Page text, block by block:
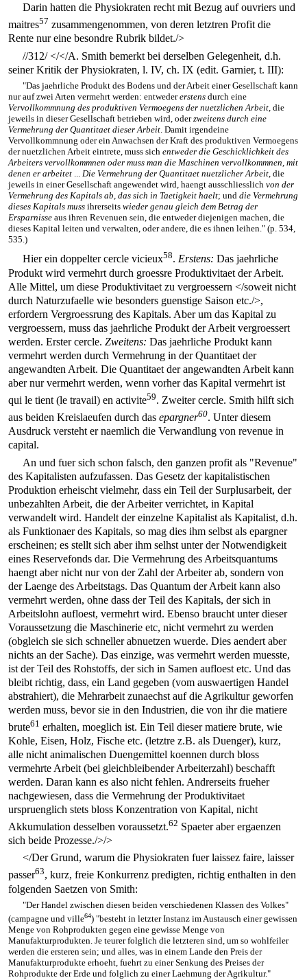
Darin hatten die Physiokraten recht mit Bezug auf ouvriers und
maitres57 zusammengenommen, von deren letztren Profit die
Rente nur eine besondre Rubrik bildet./>
//312/</</A. Smith bemerkt bei derselben Gelegenheit, d.h.
seiner Kritik der Physiokraten, l. IV, ch. IX (edit. Garnier, t. III):
"Das jaehrliche Produkt des Bodens und der Arbeit einer Gesellschaft kann
nur auf zwei Arten vermehrt werden: entwedererstens durch eine
Vervollkommnung des produktiven Vermoegens der nuetzlichen Arbeit, die
jeweils in dieser Gesellschaft betrieben wird, oderzweitens durch eine
Vermehrung der Quantitaet dieser Arbeit. Damit irgendeine
Vervollkommnung oder ein Anwachsen der Kraft des produktiven Vermoegens
der nuetzlichen Arbeit eintrete, muss sichentweder die Geschicklichkeit des
Arbeiters vervollkommnen oder muss man die Maschinen vervollkommnen, mit
denen er arbeitet ...Die Vermehrung der Quantitaet nuetzlicher Arbeit, die
jeweils in einer Gesellschaft angewendet wird, haengt ausschliesslichvon der
Vermehrung des Kapitals ab, das sich in Taetigkeit haelt; unddie Vermehrung
dieses Kapitals muss ihrerseitswieder genau gleich dem Betrag der
Ersparnisse aus ihren Revenuen sein, die entweder diejenigen machen, die
dieses Kapital leiten und verwalten, oder andere, die es ihnen leihen." (p. 534,
535.)
Hier ein doppelter cercle vicieux58.Erstens: Das jaehrliche
Produkt wird vermehrt durch groessre Produktivitaet der Arbeit.
Alle Mittel, um diese Produktivitaet zu vergroessern </soweit nicht
durch Naturzufaelle wie besonders guenstige Saison etc./>,
erfordern Vergroessrung des Kapitals. Aber um das Kapital zu
vergroessern, muss das jaehrliche Produkt der Arbeit vergroessert
werden. Erster cercle.Zweitens: Das jaehrliche Produkt kann
vermehrt werden durch Vermehrung in der Quantitaet der
angewandten Arbeit. Die Quantitaet der angewandten Arbeit kann
aber nur vermehrt werden, wenn vorher das Kapital vermehrt ist
qui le tient (le travail) en activite59. Zweiter cercle. Smith hilft sich
aus beiden Kreislaeufen durch dasepargner60. Unter diesem
Ausdruck versteht er naemlich die Verwandlung von revenue in
capital.
An und fuer sich schon falsch, den ganzen profit als "Revenue"
des Kapitalisten aufzufassen. Das Gesetz der kapitalistischen
Produktion erheischt vielmehr, dass ein Teil der Surplusarbeit, der
unbezahlten Arbeit, die der Arbeiter verrichtet, in Kapital
verwandelt wird. Handelt der einzelne Kapitalist als Kapitalist, d.h.
als Funktionaer des Kapitals, so mag dies ihm selbst als epargner
erscheinen; es stellt sich aber ihm selhst unter der Notwendigkeit
eines Reservefonds dar. Die Vermehrung des Arbeitsquantums
haengt aber nicht nur von der Zahl der Arbeiter ab, sondern von
der Laenge des Arbeitstags. Das Quantum der Arbeit kann also
vermehrt werden, ohne dass der Teil des Kapitals, der sich in
Arbeitslohn aufloest, vermehrt wird. Ebenso braucht unter dieser
Voraussetzung die Maschinerie etc, nicht vermehrt zu werden
(obgleich sie sich schneller abnuetzen wuerde. Dies aendert aber
nichts an der Sache). Das einzige, was vermehrt werden muesste,
ist der Teil des Rohstoffs, der sich in Samen aufloest etc. Und das
bleibt richtig, dass, ein Land gegeben (vom auswaertigen Handel
abstrahiert), die Mehrarbeit zunaechst auf die Agrikultur geworfen
werden muss, bevor sie in den Industrien, die von ihr die matiere
brute61 erhalten, moeglich ist. Ein Teil dieser matiere brute, wie
Kohle, Eisen, Holz, Fische etc. (letztre z.B. als Duenger), kurz,
alle nicht animalischen Duengemittel koennen durch bloss
vermehrte Arbeit (bei gleichbleibender Arbeiterzahl) beschafft
werden. Daran kann es also nicht fehlen. Andrerseits frueher
nachgewiesen, dass die Vermehrung der Produktivitaet
urspruenglich stets bloss Konzentration von Kapital, nicht
Akkumulation desselben voraussetzt.62 Spaeter aber ergaenzen
sich beide Prozesse./>/>
</Der Grund, warum die Physiokraten fuer laissez faire, laisser
passer63, kurz, freie Konkurrenz predigten, richtig enthalten in den
folgenden Saetzen von Smith:
"Der Handel zwischen diesen beiden verschiedenen Klassen des Volkes"
(campagne und ville64) "besteht in letzter Instanz im Austausch einer gewissen
Menge von Rohprodukten gegen eine gewisse Menge von
Manufakturprodukten. Je teurer folglich die letzteren sind, um so wohlfeiler
werden die ersteren sein; und alles, was in einem Lande den Preis der
Manufakturprodukte erhoeht, fuehrt zu einer Senkung des Preises der
Rohprodukte der Erde und folglich zu einer Laehmung der Agrikultur."